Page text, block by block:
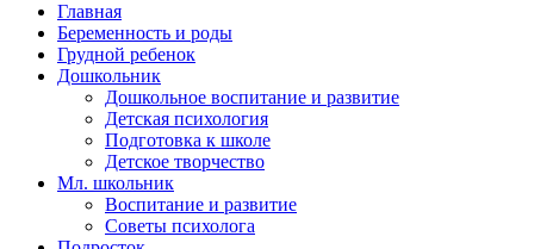
Главная
Беременность и роды
Грудной ребенок
Дошкольник
Дошкольное воспитание и развитие
Детская психология
Подготовка к школе
Детское творчество
Мл. школьник
Воспитание и развитие
Советы психолога